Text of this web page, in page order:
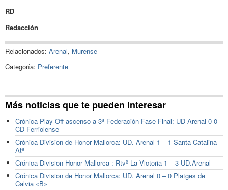
RD
Redacción
Relacionados: Arenal, Murense
Categoría: Preferente
Más noticias que te pueden interesar
Crónica Play Off ascenso a 3ª Federación-Fase Final: UD Arenal 0-0
CD Ferriolense
Crónica Division de Honor Mallorca: UD. Arenal 1 – 1 Santa Catalina
Atº
Crónica Division Honor Mallorca : Rtvº La Victoria 1 – 3 UD.Arenal
Crónica Division de Honor Mallorca: UD. Arenal 0 – 0 Platges de
Calvia «B»